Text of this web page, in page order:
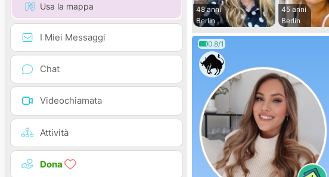
Usa la mappa
I Miei Messaggi
Chat
Videochiamata
Attività
Dona
48 anni
Berlin
45 anni
Berlin
0.8/1